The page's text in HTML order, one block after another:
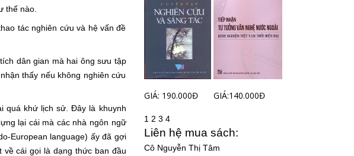
thế nào.
tác nghiên cứu và hệ vấn đề
dân gian mà hai ông sưu tập
thấy nếu không nghiên cứu
khứ lịch sử. Đây là khuynh
lại cái mà các nhà ngôn ngữ
European language) ấy đã gợi
cái gọi là dạng thức ban đầu
GIÁ: 190.000Đ GIÁ:140.000Đ
1 2 3 4
Liên hệ mua sách:
Cô Nguyễn Thị Tâm